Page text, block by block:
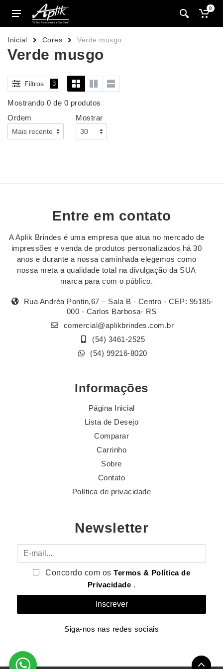
0
Inicial Cores Verde musgo
Verde musgo
Filtros 3
Mostrando 0 de 0 produtos
Ordem
Mostrar
Entre em contato
A Aplik Brindes é uma empresa que atua no mercado de
impressões e venda de produtos personalizados há 30
anos e durante a nossa caminhada elegemos como
nossa meta a qualidade total na divulgação da SUA
marca para com o público.
Rua Andréa Pontin,67 – Sala B - Centro - CEP: 95185-
000 - Carlos Barbosa- RS
comercial@aplikbrindes.com.br
(54) 3461-2525
(54) 99216-8020
Informações
Página Inicial
Lista de Desejo
Comparar
Carrinho
Sobre
Contato
Política de privacidade
Newsletter
E-mail
Concordo com osTermos & Política de
Privacidade .
Siga-nos nas redes sociais